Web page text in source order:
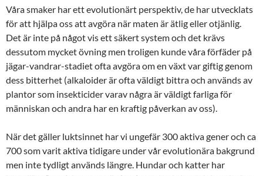
Våra smaker har ett evolutionärt perspektiv, de har utvecklats
för att hjälpa oss att avgöra när maten är ätlig eller otjänlig.
Det är inte på något vis ett säkert system och det krävs
dessutom mycket övning men troligen kunde våra förfäder på
jägar-vandrar-stadiet ofta avgöra om en växt var giftig genom
dess bitterhet (alkaloider är ofta väldigt bittra och används av
plantor som insekticider varav några är väldigt farliga för
människan och andra har en kraftig påverkan av oss).
När det gäller luktsinnet har vi ungefär 300 aktiva gener och ca
700 som varit aktiva tidigare under vår evolutionära bakgrund
men inte tydligt används längre. Hundar och katter har